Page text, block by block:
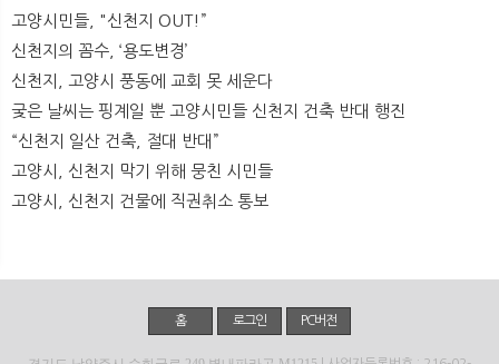
고양시민들, "신천지 OUT!”
신천지의 꼼수, ‘용도변경’
신천지, 고양시 풍동에 교회 못 세운다
궂은 날씨는 핑계일 뿐 고양시민들 신천지 건축 반대 행진
“신천지 일산 건축, 절대 반대”
고양시, 신천지 막기 위해 뭉친 시민들
고양시, 신천지 건물에 직권취소 통보
홈 로그인 PC버전